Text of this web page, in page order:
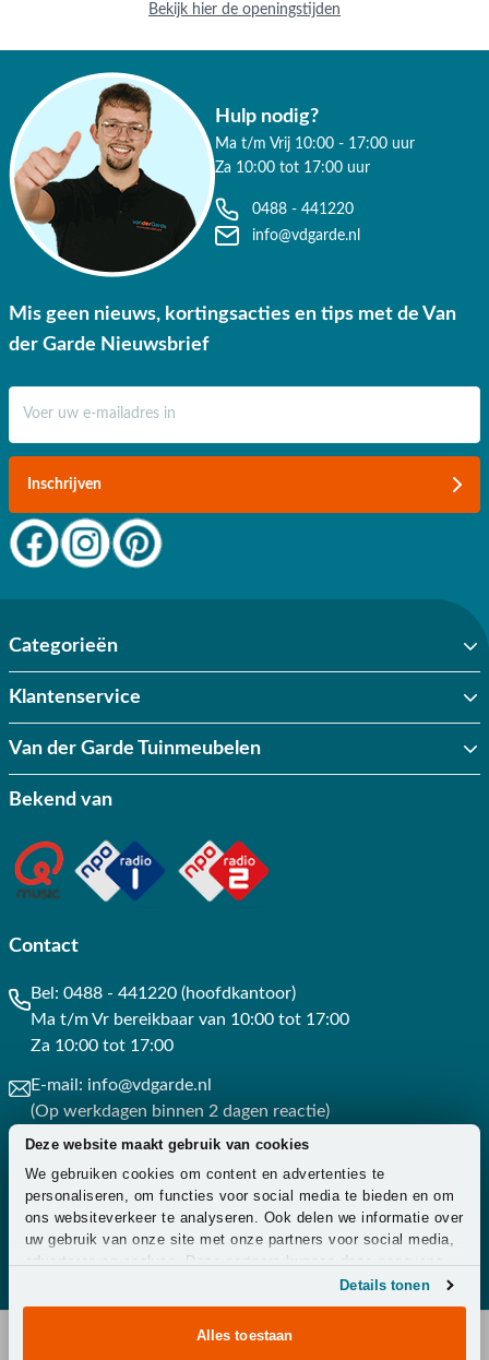
Deze website maakt gebruik van cookies
We gebruiken cookies om content en advertenties te
personaliseren, om functies voor social media te bieden en om
ons websiteverkeer te analyseren. Ook delen we informatie over
uw gebruik van onze site met onze partners voor social media,
adverteren en analyse. Deze partners kunnen deze gegevens
combineren met andere informatie die u aan ze heeft verstrekt
of die ze hebben verzameld op basis van uw gebruik van hun
Details tonen
Alles toestaan
Bekijk hier de openingstijden
Hulp nodig?
Ma t/m Vrij 10:00 - 17:00 uur
Za 10:00 tot 17:00 uur
0488 - 441220
info@vdgarde.nl
Mis geen nieuws, kortingsacties en tips met de Van
der Garde Nieuwsbrief
Inschrijven
Categorieën
Klantenservice
Van der Garde Tuinmeubelen
Bekend van
Contact
Bel: 0488 - 441220 (hoofdkantoor)
Ma t/m Vr bereikbaar van 10:00 tot 17:00
Za 10:00 tot 17:00
E-mail: info@vdgarde.nl
(Op werkdagen binnen 2 dagen reactie)
Whatsapp: 0488441220
(Op werkdagen binnen 3 uur reactie)